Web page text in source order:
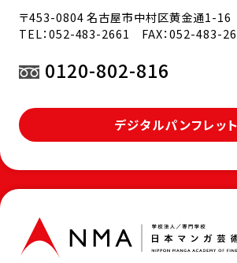
〒453-0804 名古屋市中村区黄金通1-16
TEL：052-483-2661 FAX：052-483-
0120-802-816
デジタルパンフレット